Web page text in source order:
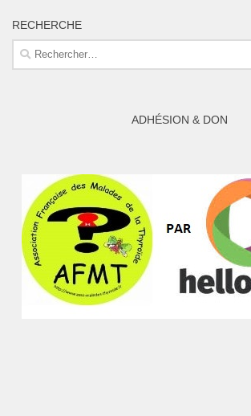
RECHERCHE
Rechercher :
ADHÉSION & DON